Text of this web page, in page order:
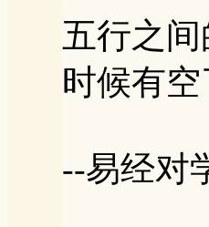
五行之
时候有
--易经对